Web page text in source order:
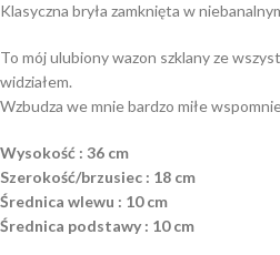
Klasyczna bryła zamknięta w
To mój ulubiony wazon szklany ze
widziałem.
Wzbudza we mnie bardzo miłe
Wysokość : 36 cm
Szerokość/brzusiec : 18 cm
Średnica wlewu : 10 cm
Średnica podstawy : 10 cm